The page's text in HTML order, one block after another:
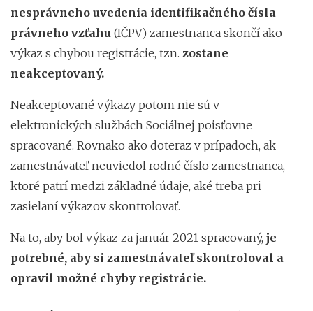
nesprávneho uvedenia identifikačného čísla
právneho vzťahu (IČPV) zamestnanca skončí ako
výkaz s chybou registrácie, tzn. zostane
neakceptovaný.
Neakceptované výkazy potom nie sú v
elektronických službách Sociálnej poisťovne
spracované. Rovnako ako doteraz v prípadoch, ak
zamestnávateľ neuviedol rodné číslo zamestnanca,
ktoré patrí medzi základné údaje, aké treba pri
zasielaní výkazov skontrolovať.
Na to, aby bol výkaz za január 2021 spracovaný, je
potrebné, aby si zamestnávateľ skontroloval a
opravil možné chyby registrácie.